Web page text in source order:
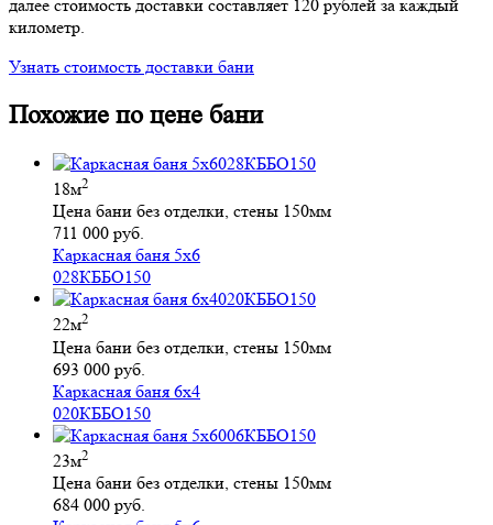
далее стоимость доставки составляет 120 рублей за каждый
километр.
Узнать стоимость доставки бани
Похожие по цене бани
18м2
Цена бани без отделки, стены 150мм
711 000 руб.
Каркасная баня 5х6
028КББО150
22м2
Цена бани без отделки, стены 150мм
693 000 руб.
Каркасная баня 6х4
020КББО150
23м2
Цена бани без отделки, стены 150мм
684 000 руб.